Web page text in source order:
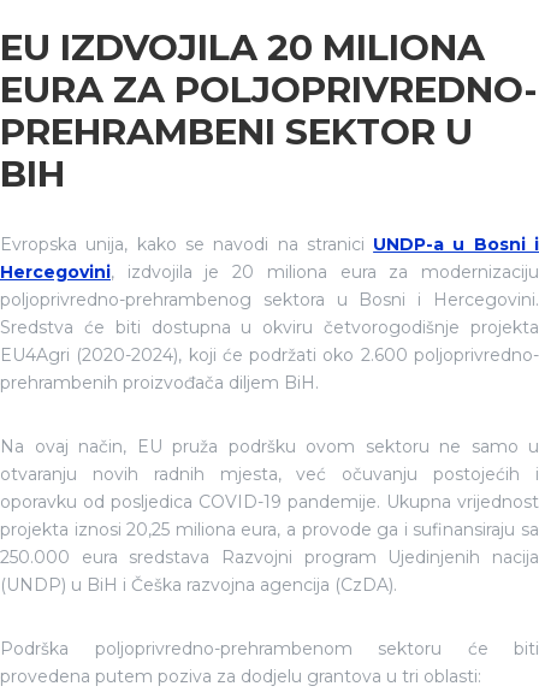
EU IZDVOJILA 20 MILIONA
EURA ZA POLJOPRIVREDNO-
PREHRAMBENI SEKTOR U
BIH
Evropska unija, kako se navodi na stranici UNDP-a u Bosni i
Hercegovini, izdvojila je 20 miliona eura za modernizaciju
poljoprivredno-prehrambenog sektora u Bosni i Hercegovini.
Sredstva će biti dostupna u okviru četvorogodišnje projekta
EU4Agri (2020-2024), koji će podržati oko 2.600 poljoprivredno-
prehrambenih proizvođača diljem BiH.
Na ovaj način, EU pruža podršku ovom sektoru ne samo u
otvaranju novih radnih mjesta, već očuvanju postojećih i
oporavku od posljedica COVID-19 pandemije. Ukupna vrijednost
projekta iznosi 20,25 miliona eura, a provode ga i sufinansiraju sa
250.000 eura sredstava Razvojni program Ujedinjenih nacija
(UNDP) u BiH i Češka razvojna agencija (CzDA).
Podrška poljoprivredno-prehrambenom sektoru će biti
provedena putem poziva za dodjelu grantova u tri oblasti: